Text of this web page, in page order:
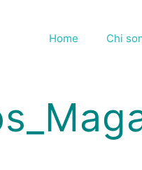
Home Chi